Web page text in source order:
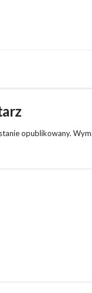
opublikowany.